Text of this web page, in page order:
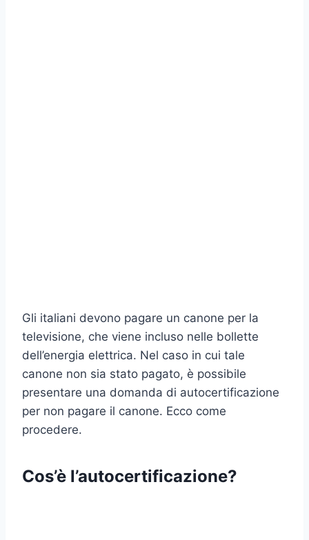
Gli italiani devono pagare un canone per la
televisione, che viene incluso nelle bollette
dell’energia elettrica. Nel caso in cui tale
canone non sia stato pagato, è possibile
presentare una domanda di autocertificazione
per non pagare il canone. Ecco come
procedere.
Cos’è l’autocertificazione?